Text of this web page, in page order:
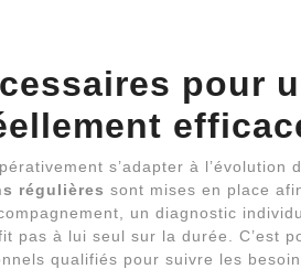
pour
s’adapter à l’évolution
régulières sont mises en place
un diagnostic
pas à lui seul sur la durée. C’est
qualifiés pour suivre les